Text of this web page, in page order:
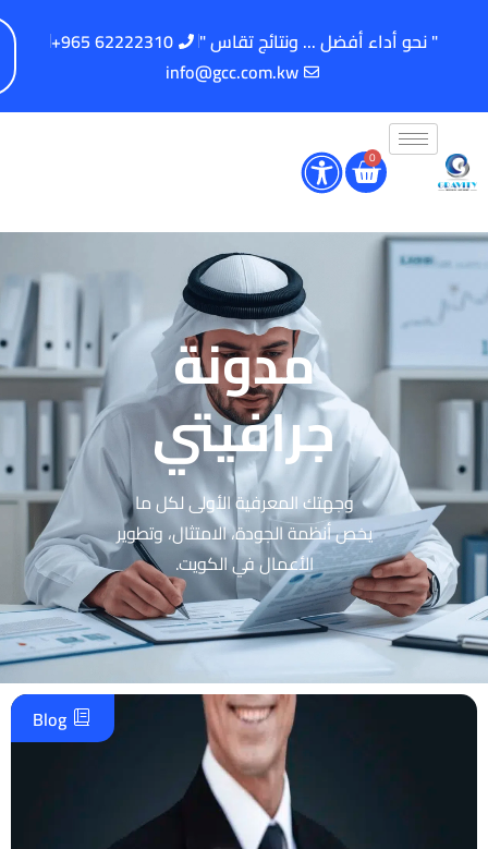
" نحو أداء أفضل ... ونتائج تقاس "
62222310 965+
info@gcc.com.kw
0
مدونة
جرافيتي
وجهتك المعرفية الأولى لكل ما
يخص أنظمة الجودة، الامتثال، وتطوير
الأعمال في الكويت.
Blog